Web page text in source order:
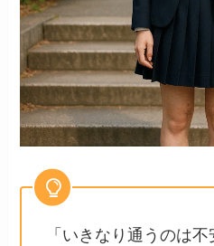
「いきなり通うのは